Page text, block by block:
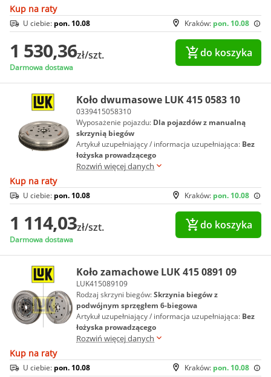
Kup na raty
Kraków: pon. 10.08
U ciebie: pon. 10.08
1 530,36zł/szt.
Darmowa dostawa
do koszyka
Koło dwumasowe LUK 415 0583 10
0339415058310
Wyposażenie pojazdu: Dla pojazdów z manualną
skrzynią biegów
Artykuł uzupełniający / informacja uzupełniająca: Bez
łożyska prowadzącego
Rozwiń więcej danych
Kup na raty
Kraków: pon. 10.08
U ciebie: pon. 10.08
1 114,03zł/szt.
Darmowa dostawa
do koszyka
Koło zamachowe LUK 415 0891 09
LUK415089109
Rodzaj skrzyni biegów:Skrzynia biegów z
podwójnym sprzęgłem 6-biegowa
Artykuł uzupełniający / informacja uzupełniająca: Bez
łożyska prowadzącego
Rozwiń więcej danych
Kup na raty
Kraków: pon. 10.08
U ciebie: pon. 10.08